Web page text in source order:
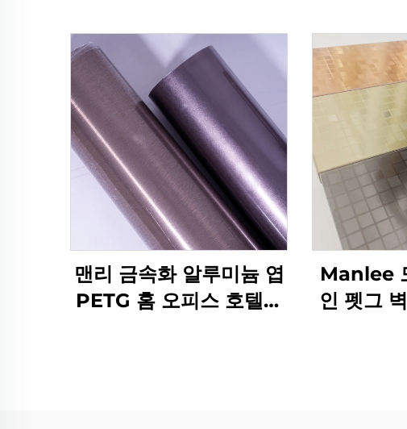
맨리 금속화 알루미늄 엽
PETG 홈 오피스 호텔용
Manlee
인 펫그